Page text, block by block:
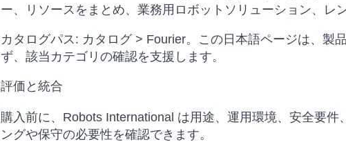
ー、リソースをまとめ、業務用ロボットソリューション、レ
カタログパス: カタログ > Fourier。この日本語ページは、製
ず、該当カテゴリの確認を支援します。
評価と統合
購入前に、Robots International は用途、運用環境、安全要
ングや保守の必要性を確認できます。